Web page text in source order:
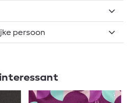
persoon